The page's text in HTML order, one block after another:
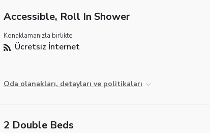
Accessible, Roll In Shower
Konaklamanızla birlikte:
Ücretsiz İnternet
Oda olanakları, detayları ve politikaları
2 Double Beds